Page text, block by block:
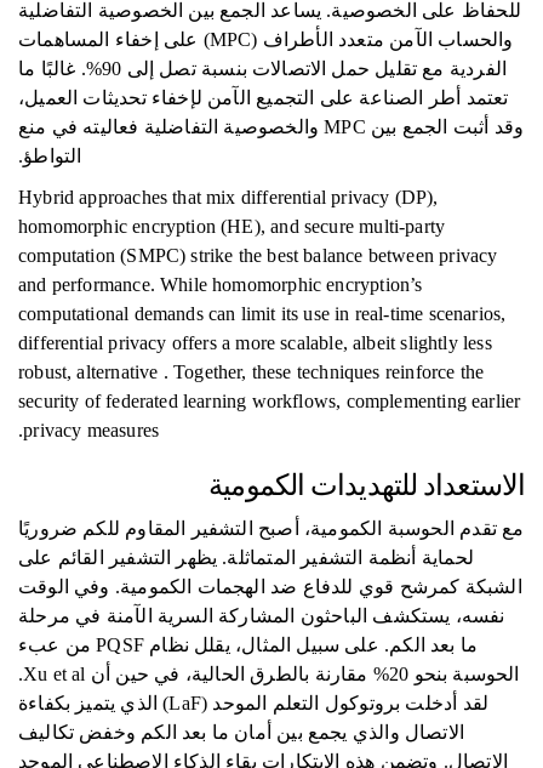
للحفاظ على الخصوصية. يساعد الجمع بين الخصوصية التفاضلية
والحساب الآمن متعدد الأطراف (MPC) على إخفاء المساهمات
الفردية مع تقليل حمل الاتصالات بنسبة تصل إلى 90%. غالبًا ما
تعتمد أطر الصناعة على التجميع الآمن لإخفاء تحديثات العميل،
وقد أثبت الجمع بين MPC والخصوصية التفاضلية فعاليته في منع
التواطؤ.
Hybrid approaches that mix differential privacy (DP),
homomorphic encryption (HE), and secure multi-party
computation (SMPC) strike the best balance between privacy
and performance. While homomorphic encryption’s
computational demands can limit its use in real-time scenarios,
differential privacy offers a more scalable, albeit slightly less
robust, alternative . Together, these techniques reinforce the
security of federated learning workflows, complementing earlier
privacy measures.
الاستعداد للتهديدات الكمومية
مع تقدم الحوسبة الكمومية، أصبح التشفير المقاوم للكم ضروريًا
لحماية أنظمة التشفير المتماثلة. يظهر التشفير القائم على
الشبكة كمرشح قوي للدفاع ضد الهجمات الكمومية. وفي الوقت
نفسه، يستكشف الباحثون المشاركة السرية الآمنة في مرحلة
ما بعد الكم. على سبيل المثال، يقلل نظام PQSF من عبء
الحوسبة بنحو 20% مقارنة بالطرق الحالية، في حين أن Xu et al.
لقد أدخلت بروتوكول التعلم الموحد (LaF) الذي يتميز بكفاءة
الاتصال والذي يجمع بين أمان ما بعد الكم وخفض تكاليف
الاتصال. وتضمن هذه الابتكارات بقاء الذكاء الاصطناعي الموحد